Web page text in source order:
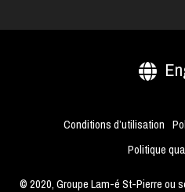
Conditions d’utilisation
Politique
© 2020, Groupe Lam-é St-Pierre ou